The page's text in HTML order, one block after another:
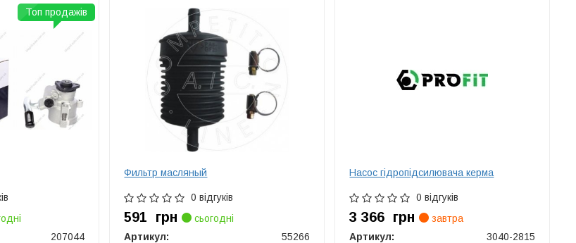
207044
Топ продажів
Фильтр масляный
0 відгуків
591 грн
сьогодні
Артикул:
55266
Насос гідропідсилювача керма
0 відгуків
3 366 грн
завтра
Артикул:
3040-2815